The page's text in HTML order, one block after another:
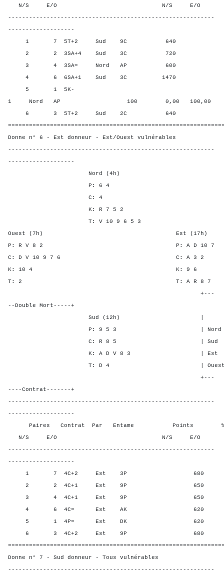
N/S E/O N/S E/O N/
-----------------------------------------------------------
-------------------
1 7 5T+2 Sud 9C 640
2 2 3SA+4 Sud 3C 720
3 4 3SA= Nord AP 600
4 6 6SA+1 Sud 3C 1470
5 1 5K-
1 Nord AP 100 0,00 100,00
6 3 5T+2 Sud 2C 640
Donne n° 6 - Est donneur - Est/Ouest vulnérables
-----------------------------------------------------------
-------------------
Nord (4h)
P: 6 4
C: 4
K: R 7 5 2
T: V 10 9 6 5 3
Ouest (7h) Est (17h)
P: R V 8 2 P: A D
C: D V 10 9 7 6 C: A
K: 10 4 K: 9
T: 2 T: A R
+---
--Double Mort-----+
Sud (12h) | SA P
P: 9 5 3 | Nord - -
C: R 8 5 | Sud - -
K: A D V 8 3 | Est 1
T: D 4 | Ouest 1 4
+---
----Contrat-------+
-----------------------------------------------------------
-------------------
Paires Contrat Par Entame Points %
N/S E/O N/S E/O N/
-----------------------------------------------------------
-------------------
1 7 4C+2 Est 3P 680
2 2 4C+1 Est 9P 650
3 4 4C+1 Est 9P 650
4 6 4C= Est AK 620
5 1 4P= Est DK 620
6 3 4C+2 Est 9P 680
Donne n° 7 - Sud donneur - Tous vulnérables
-----------------------------------------------------------